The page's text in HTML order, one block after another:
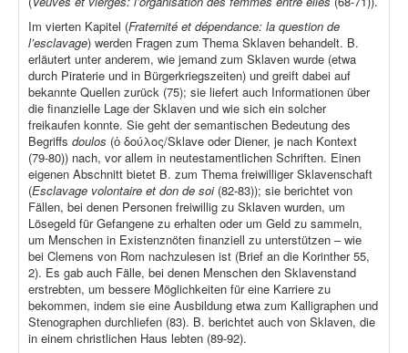
Im vierten Kapitel (Fraternité et dépendance: la question de
l’esclavage) werden Fragen zum Thema Sklaven behandelt. B.
erläutert unter anderem, wie jemand zum Sklaven wurde (etwa
durch Piraterie und in Bürgerkriegszeiten) und greift dabei auf
bekannte Quellen zurück (75); sie liefert auch Informationen über
die finanzielle Lage der Sklaven und wie sich ein solcher
freikaufen konnte. Sie geht der semantischen Bedeutung des
Begriffs doulos (ὁ δούλος/Sklave oder Diener, je nach Kontext
(79-80)) nach, vor allem in neutestamentlichen Schriften. Einen
eigenen Abschnitt bietet B. zum Thema freiwilliger Sklavenschaft
(Esclavage volontaire et don de soi(82-83)); sie berichtet von
Fällen, bei denen Personen freiwillig zu Sklaven wurden, um
Lösegeld für Gefangene zu erhalten oder um Geld zu sammeln,
um Menschen in Existenznöten finanziell zu unterstützen – wie
bei Clemens von Rom nachzulesen ist (Brief an die Korinther 55,
2). Es gab auch Fälle, bei denen Menschen den Sklavenstand
erstrebten, um bessere Möglichkeiten für eine Karriere zu
bekommen, indem sie eine Ausbildung etwa zum Kalligraphen und
Stenographen durchliefen (83). B. berichtet auch von Sklaven, die
in einem christlichen Haus lebten (89-92).